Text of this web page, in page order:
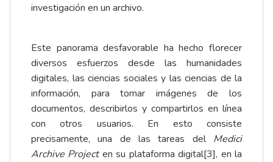
investigación en un archivo.
Este panorama desfavorable ha hecho florecer
diversos esfuerzos desde las humanidades
digitales, las ciencias sociales y las ciencias de la
información, para tomar imágenes de los
documentos, describirlos y compartirlos en línea
con otros usuarios. En esto consiste
precisamente, una de las tareas del Medici
Archive Projecten su plataformadigital[3], en la